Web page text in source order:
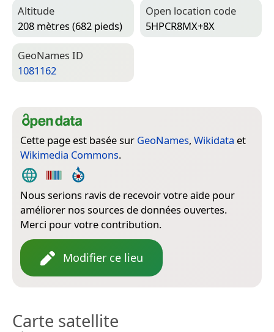
Altitude
208 mètres (682 pieds)
Open location code
5HPCR8MX+8X
Geo­Names ID
1081162
Cette page est basée sur GeoNames, Wikidata et
Wikimedia Commons.
Nous serions ravis de recevoir votre aide pour
améliorer nos sources de données ouvertes.
Merci pour votre contribution.
Modifier ce lieu
Carte satellite